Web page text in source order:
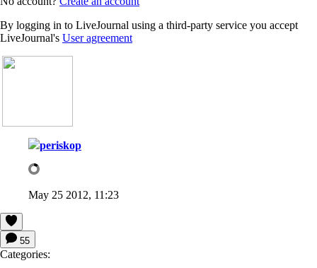
By logging in to LiveJournal using a third-party service you accept
LiveJournal's User agreement
periskop
May 25 2012, 11:23
55
Categories: